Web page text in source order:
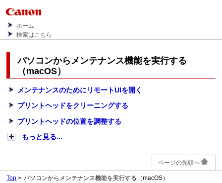
ホーム
検索はこちら
パソコンからメンテナンス機能を実行する
（macOS）
メンテナンスのためにリモートUIを開く
プリントヘッドをクリーニングする
プリントヘッドの位置を調整する
もっと見る...
ページの先頭へ
Top パソコンからメンテナンス機能を実行する（macOS）